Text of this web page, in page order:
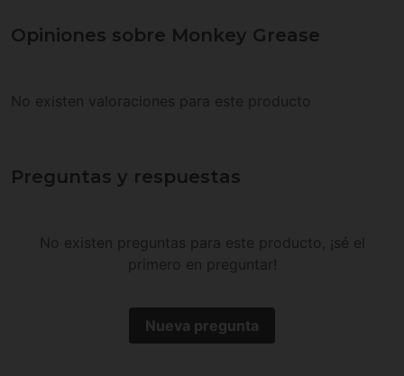
Opiniones sobre Monkey Grease
No existen valoraciones para este producto
Preguntas y respuestas
No existen preguntas para este producto, ¡sé el
primero en preguntar!
Nueva pregunta